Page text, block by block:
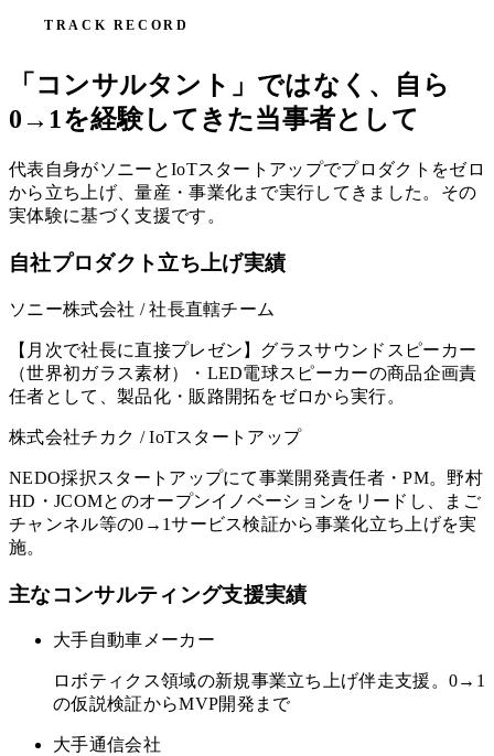
TRACK RECORD
「コンサルタント」ではなく、自ら
0→1を経験してきた当事者として
代表自身がソニーとIoTスタートアップでプロダクトをゼロ
から立ち上げ、量産・事業化まで実行してきました。その
実体験に基づく支援です。
自社プロダクト立ち上げ実績
ソニー株式会社 / 社長直轄チーム
【月次で社長に直接プレゼン】グラスサウンドスピーカー
（世界初ガラス素材）・LED電球スピーカーの商品企画責
任者として、製品化・販路開拓をゼロから実行。
株式会社チカク / IoTスタートアップ
NEDO採択スタートアップにて事業開発責任者・PM。野村
HD・JCOMとのオープンイノベーションをリードし、まご
チャンネル等の0→1サービス検証から事業化立ち上げを実
施。
主なコンサルティング支援実績
大手自動車メーカー
ロボティクス領域の新規事業立ち上げ伴走支援。0→1
の仮説検証からMVP開発まで
大手通信会社